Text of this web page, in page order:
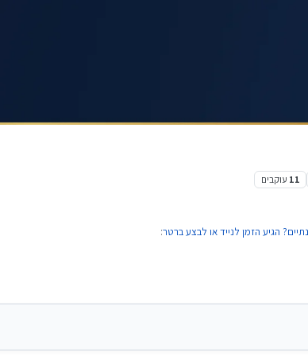
11 עוקבים
הגיע הזמן לנייד או לבצע ברטר:
אחר – ובכך גם לזכות בהטבות פתיחת חשבון.
ברוקרס (אינטראקטיב ישראל) ?